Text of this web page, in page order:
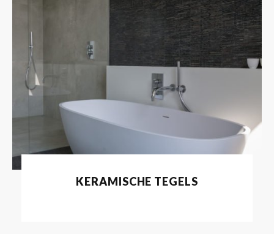
KERAMISCHE TEGELS